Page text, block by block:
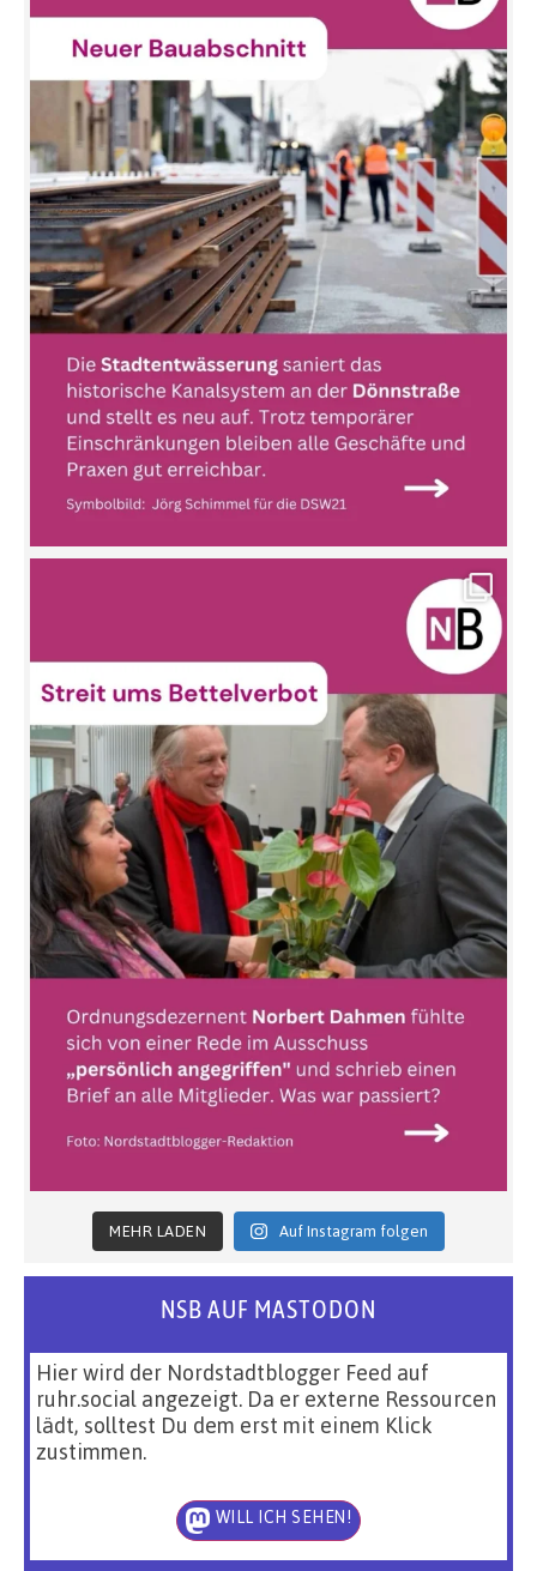
MEHR LADEN Auf Instagram folgen
NSB AUF MASTODON
Hier wird der Nordstadtblogger Feed auf
ruhr.social angezeigt. Da er externe Ressourcen
lädt, solltest Du dem erst mit einem Klick
zustimmen.
WILL ICH SEHEN!